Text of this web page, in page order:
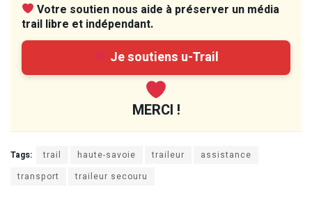
Votre soutien nous aide à préserver un média
trail libre et indépendant.
Je soutiens u-Trail
MERCI !
Tags: trail haute-savoie traileur
assistance
transport
traileur secouru